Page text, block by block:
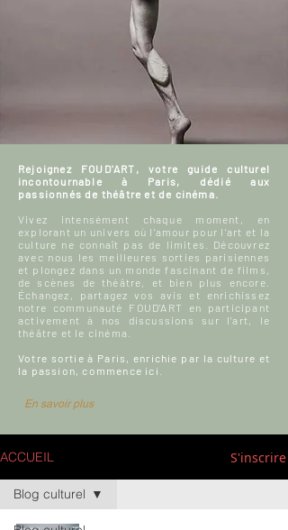
Rejoignez FOUD'ART, votre guide culturel
incontournable à Paris, dédié aux
passionnés de théâtre et de cinéma.
Vivez intensément chaque moment, en
explorant un univers où l'amour pour l'art et la
culture ne connaît pas de limites. Découvrez
avec nous les meilleures sorties parisiennes
et plongez dans un monde fascinant de films,
de scènes de théâtre, et bien plus encore.
Échangez, partagez vos avis et enrichissez
notre communauté FOUD'ART en participant
activement à nos discussions sur l’art, le
théâtre et le cinéma.
Votre sortie à Paris, enrichie par la culture et
la passion, commence ici.
En savoir plus
ACCUEIL S'inscrire
Blog culturel